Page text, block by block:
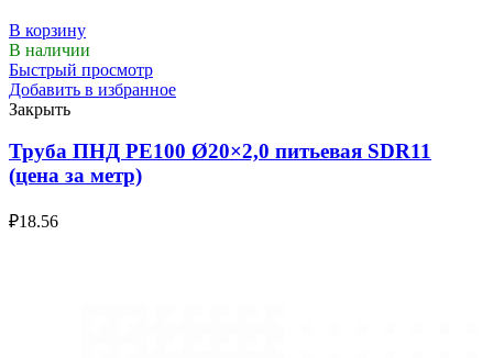
В корзину
В наличии
Быстрый просмотр
Добавить в избранное
Закрыть
Труба ПНД РЕ100 Ø20×2,0 питьевая SDR11
(цена за метр)
₽18.56